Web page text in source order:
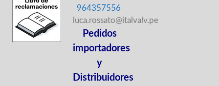
964357556
luca.rossato@italvalv.pe
Pedidos
importadores
y
Distribuidores